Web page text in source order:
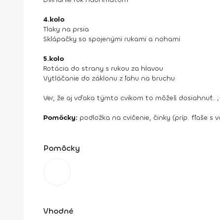
4.kolo
Tlaky na prsia
Sklápačky so spojenými rukami a nohami
5.kolo
Rotácia do strany s rukou za hlavou
Vytláčanie do záklonu z ľahu na bruchu
Ver, že aj vďaka týmto cvikom to môžeš dosiahnuť.
Pomôcky: podložka na cvičenie, činky (príp. fľaše s
Pomôcky
Vhodné